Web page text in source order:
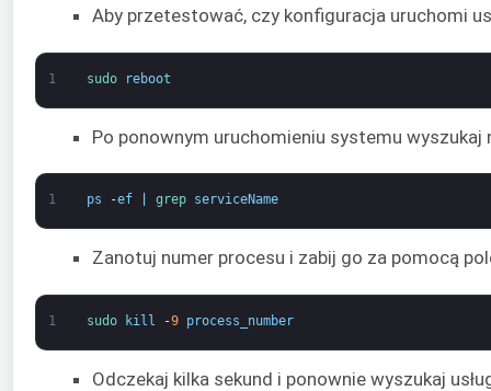
Aby przetestować, czy konfiguracja uruchomi
1 sudo reboot
Po ponownym uruchomieniu systemu
1 ps -ef grep serviceName
Zanotuj numer procesu i zabij go za pomocą
1 sudo kill -9 process_number
Odczekaj kilka sekund i ponownie wyszukaj